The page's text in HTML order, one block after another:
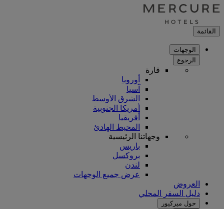
القائمة
الوجهات
الرجوع
قارة
أوروبا
آسيا
الشرق الأوسط
أمريكا الجنوبية
أفريقيا
المحيط الهادئ
وجهاتنا الرئيسية
باريس
بروكسل
لندن
عرض جميع الوجهات
العروض
دليل السفر المحلي
حول ميركيور